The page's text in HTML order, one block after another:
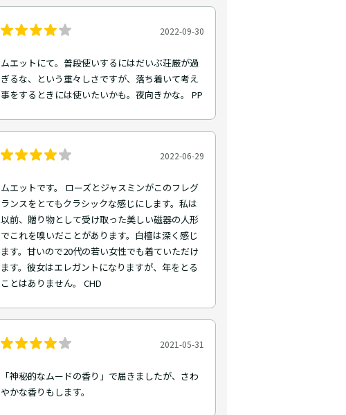
2022-09-30
ムエットにて。普段使いするにはだいぶ荘厳が過
ぎるな、という重々しさですが、落ち着いて考え
事をするときには使いたいかも。夜向きかな。 PP
2022-06-29
ムエットです。 ローズとジャスミンがこのフレグ
ランスをとてもクラシックな感じにします。私は
以前、贈り物として受け取った美しい磁器の人形
でこれを嗅いだことがあります。白檀は深く感じ
ます。甘いので20代の若い女性でも着ていただけ
ます。彼女はエレガントになりますが、年をとる
ことはありません。 CHD
2021-05-31
「神秘的なムードの香り」で届きましたが、さわ
やかな香りもします。